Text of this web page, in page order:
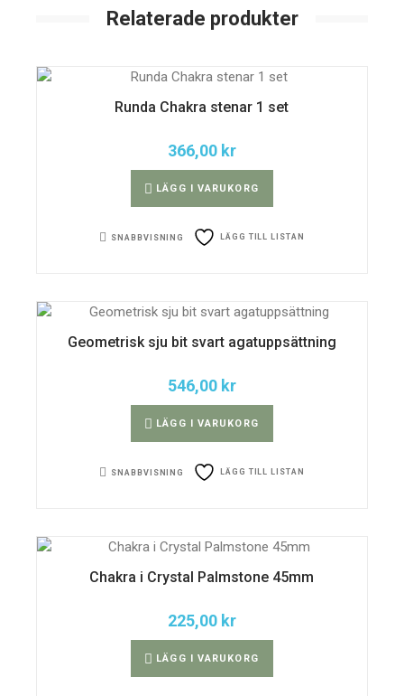
Relaterade produkter
Runda Chakra stenar 1 set
366,00 kr
LÄGG I VARUKORG
SNABBVISNING LÄGG TILL LISTAN
Geometrisk sju bit svart agatuppsättning
546,00 kr
LÄGG I VARUKORG
SNABBVISNING LÄGG TILL LISTAN
Chakra i Crystal Palmstone 45mm
225,00 kr
LÄGG I VARUKORG